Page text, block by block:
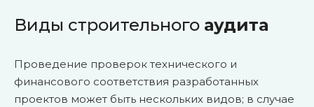
Виды строительного аудита
Проведение проверок технического и
финансового соответствия разработанных
проектов может быть нескольких видов; в случае